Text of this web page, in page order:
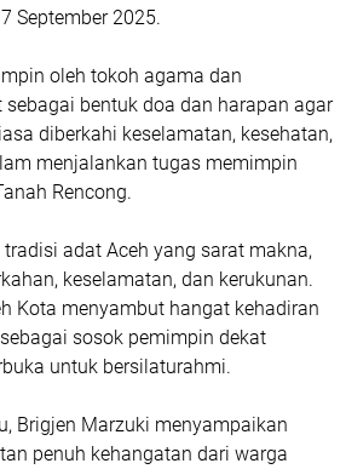
September 2025.
oleh tokoh agama dan
bentuk doa dan harapan agar
diberkahi keselamatan, kesehatan,
menjalankan tugas memimpin
Rencong.
adat Aceh yang sarat makna,
keselamatan, dan kerukunan.
Kota menyambut hangat kehadiran
sosok pemimpin dekat
untuk bersilaturahmi.
Brigjen Marzuki menyampaikan
penuh kehangatan dari warga